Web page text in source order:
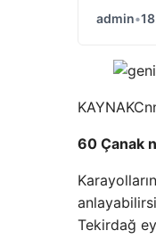
admin•
KAYNAK
60 Çanak
Tekirdağ